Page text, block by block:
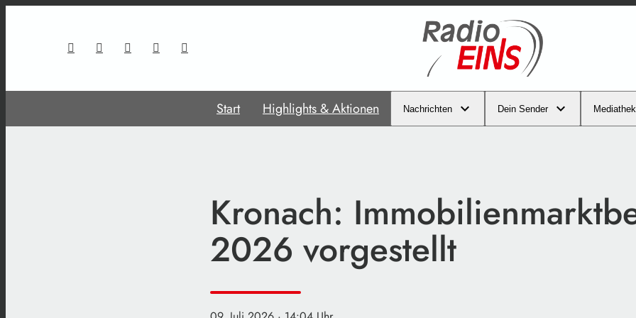
Start Highlights & Aktionen Nachrichten Dein Sender Mediathek
Kronach:
2026 vorgestellt